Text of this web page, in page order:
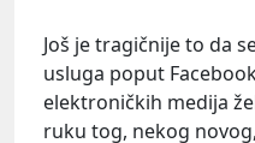
Još je tragičnije to da
usluga poput
elektroničkih medija
ruku tog, nekog